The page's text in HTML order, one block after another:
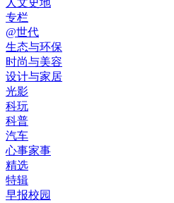
人文史地
专栏
@世代
生态与环保
时尚与美容
设计与家居
光影
科玩
科普
汽车
心事家事
精选
特辑
早报校园